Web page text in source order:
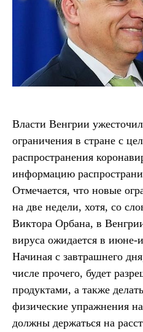
Власти Венгрии
ограничения в стране с
распространения
информацию
Отмечается, что новые
на две недели, хотя, со
Виктора Орбана, в
вируса ожидается в июне-
Начиная с завтрашнего
числе прочего, будет
продуктами, а также
физические упражнения
должны держаться на